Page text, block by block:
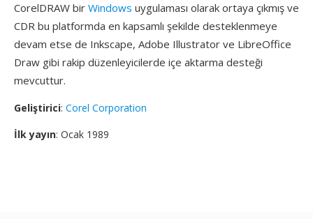
CorelDRAW bir Windows uygulaması olarak ortaya çıkmış ve
CDR bu platformda en kapsamlı şekilde desteklenmeye
devam etse de Inkscape, Adobe Illustrator ve LibreOffice
Draw gibi rakip düzenleyicilerde içe aktarma desteği
mevcuttur.
Geliştirici: Corel Corporation
İlk yayın: Ocak 1989